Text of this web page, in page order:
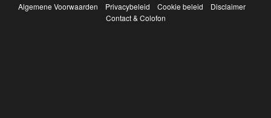
Algemene Voorwaarden Privacybeleid Cookie beleid
Disclaimer
Contact & Colofon